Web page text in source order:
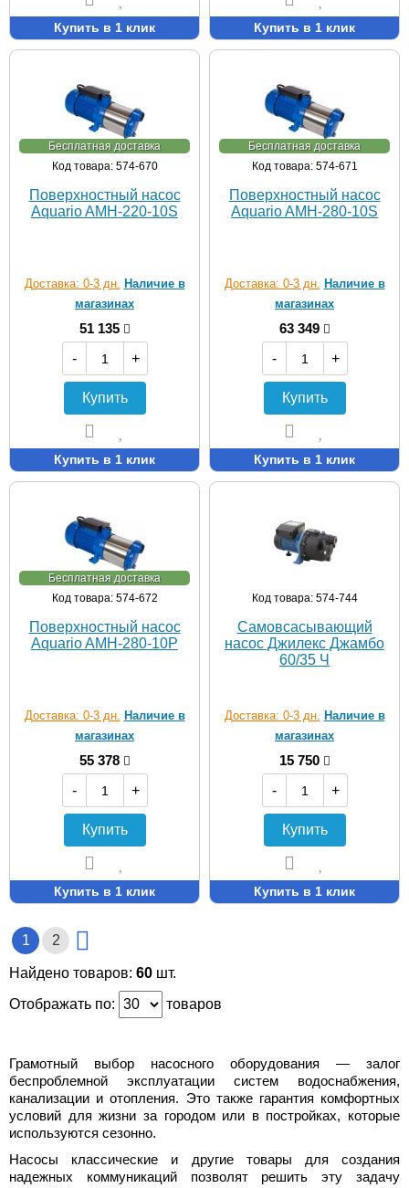
Купить в 1 клик Купить в 1 клик
Бесплатная доставка
Код товара: 574-670
Поверхностный насос
Aquario AMH-220-10S
Доставка: 0-3 дн. Наличие в
магазинах
51 135
-
+
Купить
Купить в 1 клик
Бесплатная доставка
Код товара: 574-671
Поверхностный насос
Aquario AMH-280-10S
Доставка: 0-3 дн. Наличие в
магазинах
63 349
-
+
Купить
Купить в 1 клик
Бесплатная доставка
Код товара: 574-672
Поверхностный насос
Aquario AMH-280-10P
Доставка: 0-3 дн. Наличие в
магазинах
55 378
-
+
Купить
Купить в 1 клик
Код товара: 574-744
Самовсасывающий
насос Джилекс Джамбо
60/35 Ч
Доставка: 0-3 дн. Наличие в
магазинах
15 750
-
+
Купить
Купить в 1 клик
1 2
Найдено товаров: 60 шт.
Отображать по:
товаров
Грамотный выбор насосного оборудования — залог
беспроблемной эксплуатации систем водоснабжения,
канализации и отопления. Это также гарантия комфортных
условий для жизни за городом или в постройках, которые
используются сезонно.
Насосы классические и другие товары для создания
надежных коммуникаций позволят решить эту задачу